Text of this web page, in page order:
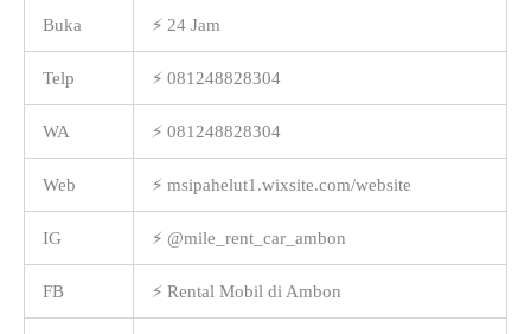
Buka ⚡ 24 Jam
Telp ⚡ 081248828304
WA ⚡ 081248828304
Web ⚡ msipahelut1.wixsite.com/website
IG ⚡ @mile_rent_car_ambon
FB ⚡ Rental Mobil di Ambon